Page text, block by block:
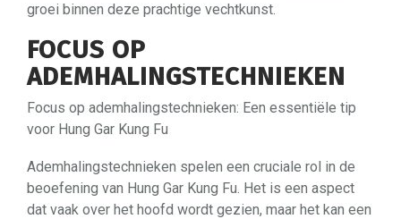
groei binnen deze prachtige vechtkunst.
FOCUS OP
ADEMHALINGSTECHNIEKEN
Focus op ademhalingstechnieken: Een essentiële tip
voor Hung Gar Kung Fu
Ademhalingstechnieken spelen een cruciale rol in de
beoefening van Hung Gar Kung Fu. Het is een aspect
dat vaak over het hoofd wordt gezien, maar het kan een